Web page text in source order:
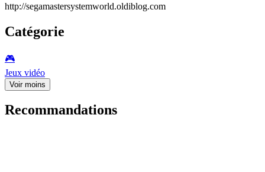
http://segamastersystemworld.oldiblog.com
Catégorie
🎮️
Jeux vidéo
Voir moins
Recommandations